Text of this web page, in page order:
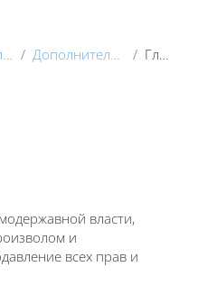
ИР. М2 - Кириллов (Электронный курс) с видео Дополнительные материалы Глоссарий
власти,
и
всех прав и